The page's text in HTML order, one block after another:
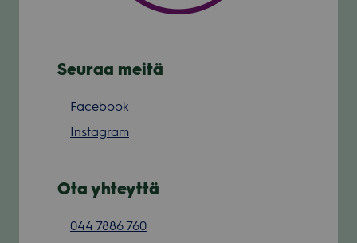
Seuraa meitä
Facebook
Instagram
Ota yhteyttä
044 7886 760